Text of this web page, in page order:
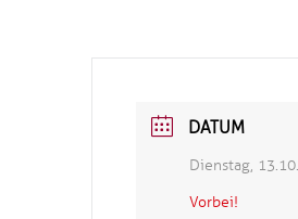
DATUM
Dienstag,
Vorbei!